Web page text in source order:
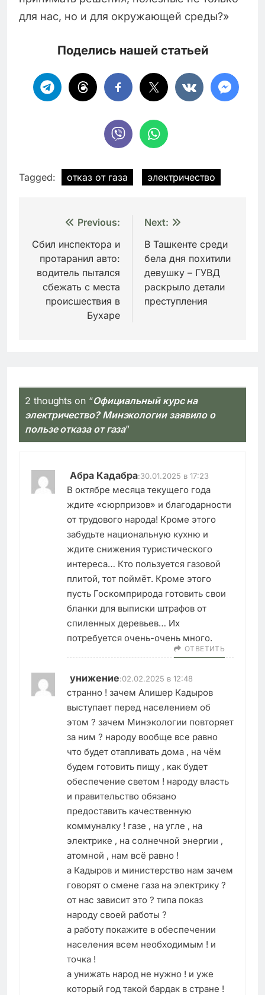
для нас, но и для окружающей среды?»
Поделись нашей статьей
Tagged: отказ от газа электричество
Навигация
по
записям
Previous:
Сбил инспектора и
протаранил авто:
водитель пытался
сбежать с места
происшествия в
Бухаре
Next:
В Ташкенте среди
бела дня похитили
девушку – ГУВД
раскрыло детали
преступления
2 thoughts on “Официальный курс на
электричество? Минэкологии заявило о
пользе отказа от газа”
Абра Кадабра:30.01.2025 в 17:23
В октябре месяца текущего года
ждите «сюрпризов» и благодарности
от трудового народа! Кроме этого
забудьте национальную кухню и
ждите снижения туристического
интереса… Кто пользуется газовой
плитой, тот поймёт. Кроме этого
пусть Госкомприрода готовить свои
бланки для выписки штрафов от
спиленных деревьев… Их
потребуется очень-очень много.
ОТВЕТИТЬ
унижение:02.02.2025 в 12:48
странно ! зачем Алишер Кадыров
выступает перед населением об
этом ? зачем Минэкологии повторяет
за ним ? народу вообще все равно
что будет отапливать дома , на чём
будем готовить пищу , как будет
обеспечение светом ! народу власть
и правительство обязано
предоставить качественную
коммуналку ! газе , на угле , на
электрике , на солнечной энергии ,
атомной , нам всё равно !
а Кадыров и министерство нам зачем
говорят о смене газа на электрику ?
от нас зависит это ? типа показ
народу своей работы ?
а работу покажите в обеспечении
населения всем необходимым ! и
точка !
а унижать народ не нужно ! и уже
который год такой бардак в стране !